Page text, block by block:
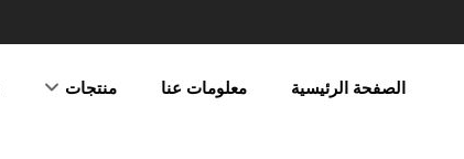
الصفحة الرئيسية معلومات عنا منتجات